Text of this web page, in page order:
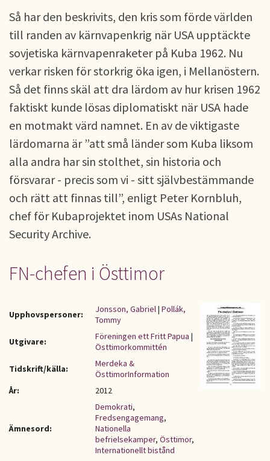
Så har den beskrivits, den kris som förde världen
till randen av kärnvapenkrig när USA upptäckte
sovjetiska kärnvapenraketer på Kuba 1962. Nu
verkar risken för storkrig öka igen, i Mellanöstern.
Så det finns skäl att dra lärdom av hur krisen 1962
faktiskt kunde lösas diplomatiskt när USA hade
en motmakt värd namnet. En av de viktigaste
lärdomarna är ”att små länder som Kuba liksom
alla andra har sin stolthet, sin historia och
försvarar - precis som vi - sitt självbestämmande
och rätt att finnas till”, enligt Peter Kornbluh,
chef för Kubaprojektet inom USAs National
Security Archive.
FN-chefen i Östtimor
Upphovspersoner: Jonsson, Gabriel| Pollák,
Tommy
Utgivare:
Föreningen ett Fritt Papua |
Östtimorkommittén
Tidskrift/källa:
Merdeka &
ÖsttimorInformation
År:
2012
Ämnesord:
Demokrati,
Fredsengagemang,
Nationella
befrielsekamper, Östtimor,
Internationellt bistånd